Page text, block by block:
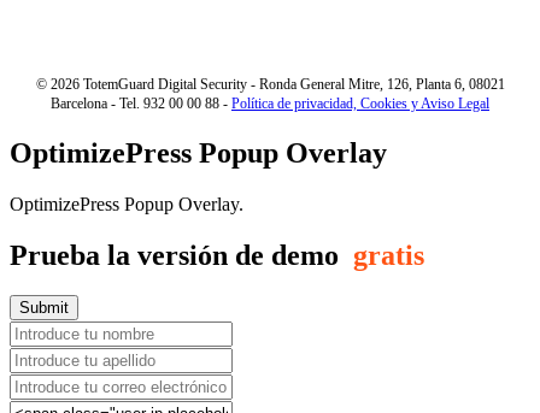
© 2026TotemGuard Digital Security - Ronda General Mitre, 126, Planta 6, 08021
Barcelona - Tel. 932 00 00 88 - Política de privacidad, Cookies y Aviso Legal
OptimizePress Popup Overlay
OptimizePress Popup Overlay.
Prueba la versión de demo gratis